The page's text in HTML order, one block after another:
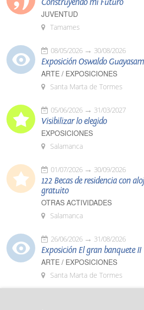
Construyendo mi Futuro
JUVENTUD
Tamames
08/05/2026 30/08/2026
Exposición Oswaldo
ARTE / EXPOSICIONES
Santa Marta de Tormes
05/06/2026 31/03/2027
Visibilizar lo elegido
EXPOSICIONES
Salamanca
01/07/2026 30/09/2026
122 Becas de residencia con
gratuito
OTRAS ACTIVIDADES
Salamanca
26/06/2026 31/08/2026
Exposición El gran banquete II
ARTE / EXPOSICIONES
Santa Marta de Tormes